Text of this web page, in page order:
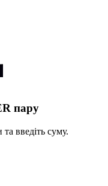
пару
введіть суму.